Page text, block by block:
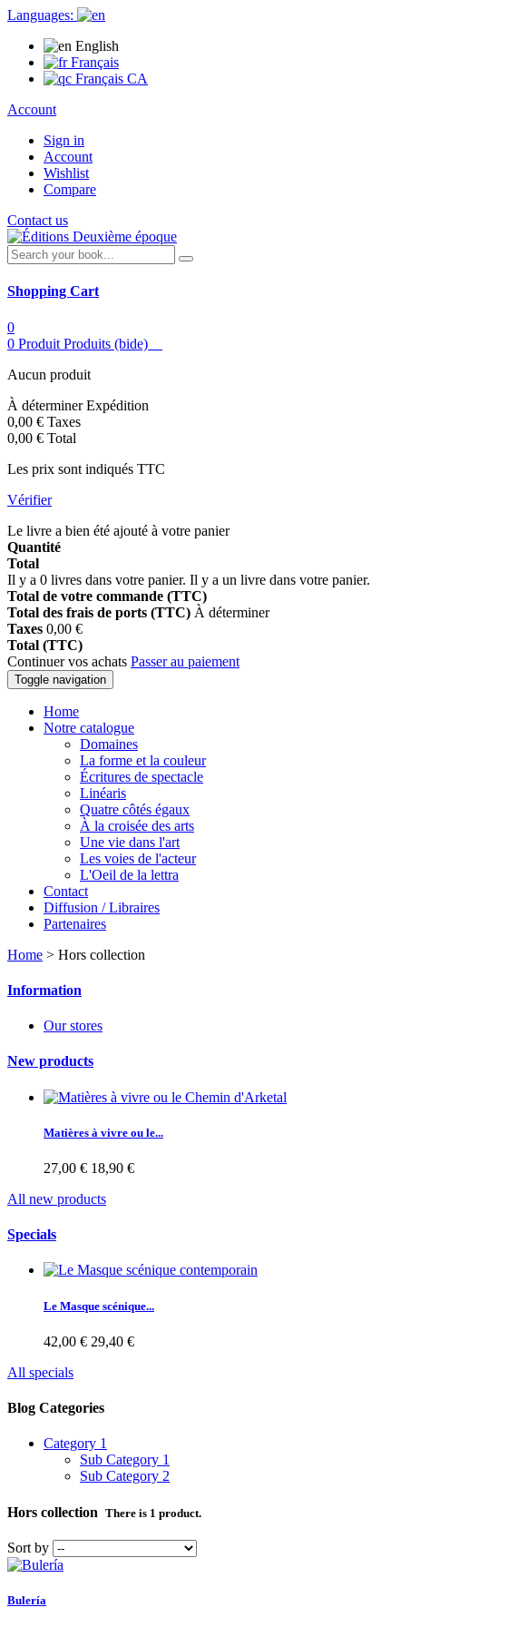
Languages:
English
Français
Français CA
Account
Sign in
Account
Wishlist
Compare
Contact us
Shopping Cart
0
0 Produit Produits (bide)
Aucun produit
À déterminerExpédition
0,00 € Taxes
0,00 € Total
Les prix sont indiqués TTC
Vérifier
Le livre a bien été ajouté à votre panier
Quantité
Total
Il y a 0 livres dans votre panier. Il y a un livre dans votre panier.
Total de votre commande (TTC)
Total des frais de ports (TTC) À déterminer
Taxes 0,00 €
Total (TTC)
Continuer vos achats Passer au paiement
Toggle navigation
Home
Notre catalogue
Domaines
La forme et la couleur
Écritures de spectacle
Linéaris
Quatre côtés égaux
À la croisée des arts
Une vie dans l'art
Les voies de l'acteur
L'Oeil de la lettra
Contact
Diffusion / Libraires
Partenaires
Home > Hors collection
Information
Our stores
New products
Matières à vivre ou le...
27,00 € 18,90 €
All new products
Specials
Le Masque scénique...
42,00 € 29,40 €
All specials
Blog Categories
Category 1
Sub Category 1
Sub Category 2
Hors collection There is 1 product.
Sort by
Bulería